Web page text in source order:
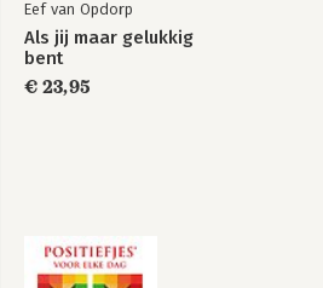
De zwarte weduwe 200
De kinderpedofiel 203
De koperdief 207
De niet vermiste Noor 211
Eef van Opdorp
Als jij maar gelukkig
bent
€ 23,95